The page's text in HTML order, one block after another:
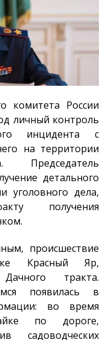
комитета России
личный контроль
инцидента с
на территории
Председатель
детального
уголовного дела,
получения
происшествие
Красный Яр,
тракта.
появилась в
во время
по дороге,
садоводческих